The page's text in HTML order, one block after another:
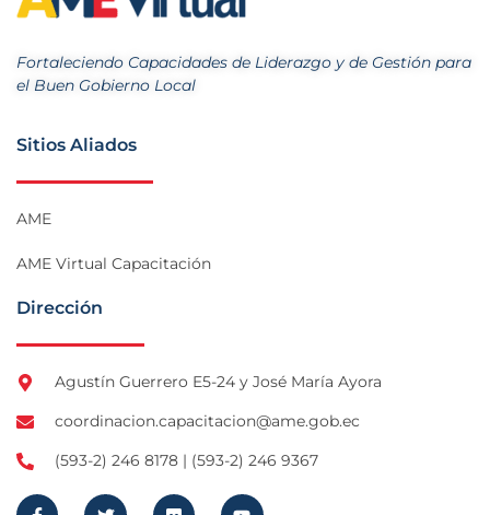
Fortaleciendo Capacidades de Liderazgo y de Gestión para
el Buen Gobierno Local
Sitios Aliados
AME
AME Virtual Capacitación
Dirección
Agustín Guerrero E5-24 y José María Ayora
coordinacion.capacitacion@ame.gob.ec
(593-2) 246 8178 | (593-2) 246 9367